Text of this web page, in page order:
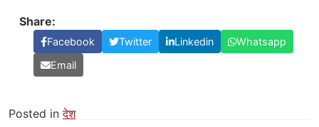
Share:
Facebook Twitter Linkedin
Whatsapp
Email
Posted inदेश